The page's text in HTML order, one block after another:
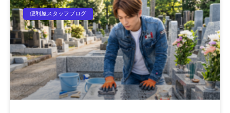
便利屋スタッフブログ